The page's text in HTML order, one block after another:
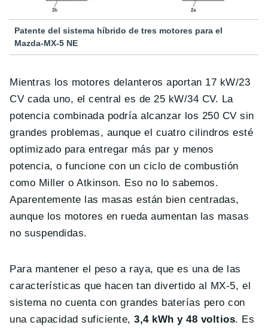
Patente del sistema híbrido de tres motores para el
Mazda-MX-5 NE
Mientras los motores delanteros aportan 17 kW/23
CV cada uno, el central es de 25 kW/34 CV. La
potencia combinada podría alcanzar los 250 CV sin
grandes problemas, aunque el cuatro cilindros esté
optimizado para entregar más par y menos
potencia, o funcione con un ciclo de combustión
como Miller o Atkinson. Eso no lo sabemos.
Aparentemente las masas están bien centradas,
aunque los motores en rueda aumentan las masas
no suspendidas.
Para mantener el peso a raya, que es una de las
características que hacen tan divertido al MX-5, el
sistema no cuenta con grandes baterías pero con
una capacidad suficiente,3,4 kWh y 48 voltios. Es